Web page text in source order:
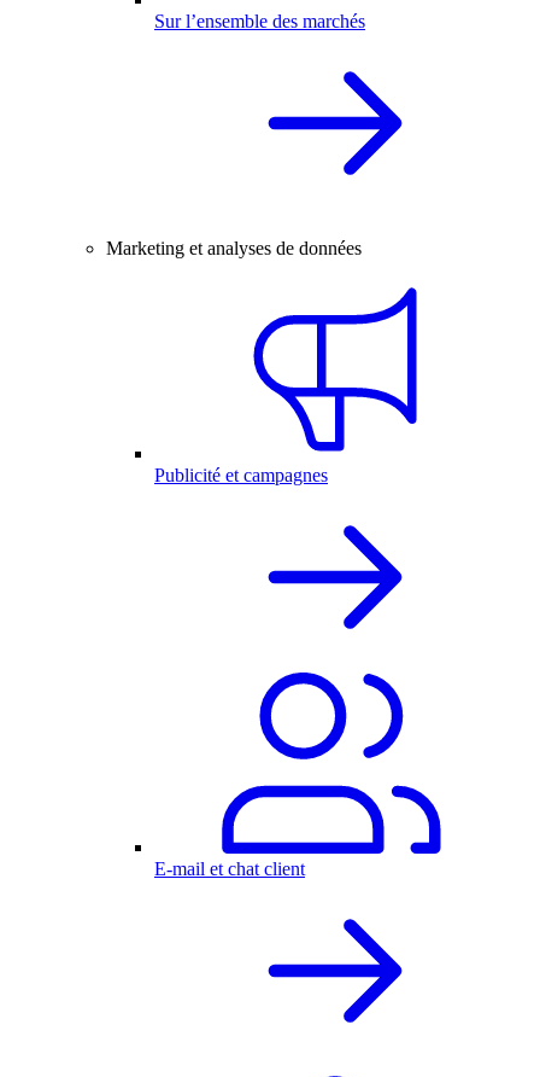
Sur l’ensemble des marchés
Marketing et analyses de données
Publicité et campagnes
E-mail et chat client